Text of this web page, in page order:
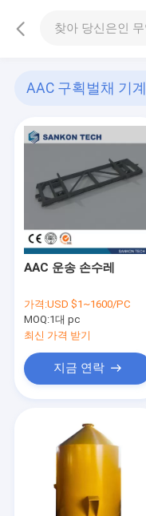
AAC 구획벌채 기계
AAC 운송 손수레
가격:USD $1~1600/PC
MOQ:1대 pc
최신 가격 받기
지금 연락